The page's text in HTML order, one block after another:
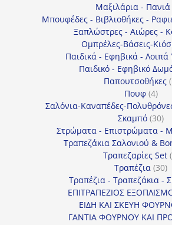
Μαξιλάρια - Πανιά
Μπουφέδες - Βιβλιοθήκες -
Ξαπλώστρες - Αιώρες -
Ομπρέλες-Βάσεις-
Παιδικά - Εφηβικά - Λοιπά
Παιδικό - Εφηβικό
Παπουτσοθήκες
Πουφ 44
Σαλόνια-Καναπέδες-
Σκαμπό 3030
Στρώματα - Επιστρώματα -
Τραπεζάκια Σαλονιού &
Τραπεζαρίες Set
Τραπέζια 3030
Τραπέζια - Τραπεζάκια -
ΕΠΙΤΡΑΠΕΖΙΟΣ
ΕΙΔΗ ΚΑΙ ΣΚΕΥΗ
ΓΑΝΤΙΑ ΦΟΥΡΝΟΥ ΚΑΙ